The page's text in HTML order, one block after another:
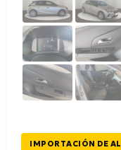
IMPORTACIÓN DE